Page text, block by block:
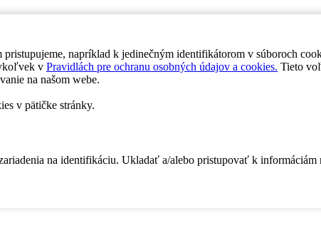
napríklad k jedinečným identifikátorom v súboroch
v Pravidlách pre ochranu osobných údajov a cookies. Tieto
na našom webe.
v pätičke stránky.
na identifikáciu. Ukladať a/alebo pristupovať k informáciám